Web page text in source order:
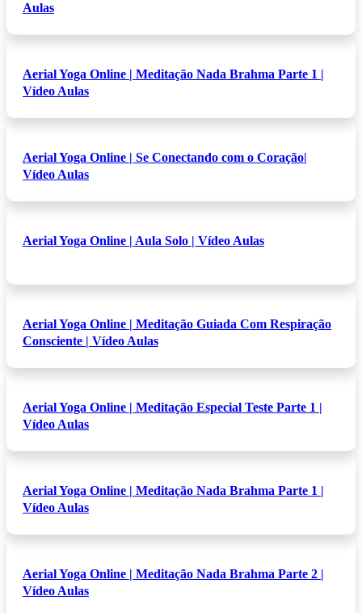
Aulas
Aerial Yoga Online | Meditação Nada Brahma Parte 1 |
Vídeo Aulas
Aerial Yoga Online | Se Conectando com o Coração|
Vídeo Aulas
Aerial Yoga Online | Aula Solo | Vídeo Aulas
Aerial Yoga Online | Meditação Guiada Com Respiração
Consciente | Vídeo Aulas
Aerial Yoga Online | Meditação Especial Teste Parte 1 |
Vídeo Aulas
Aerial Yoga Online | Meditação Nada Brahma Parte 1 |
Vídeo Aulas
Aerial Yoga Online | Meditação Nada Brahma Parte 2 |
Vídeo Aulas